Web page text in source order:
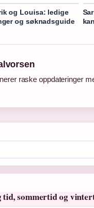
og Louisa: ledige
og søknadsguide
raske oppdateringer
sommertid og